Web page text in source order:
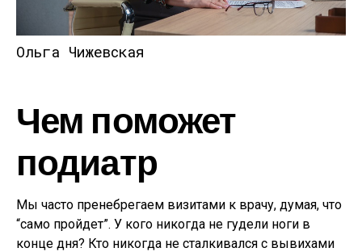
Ольга Чижевская
Чем поможет
подиатр
Мы часто пренебрегаем визитами к врачу, думая, что
“само пройдет”. У кого никогда не гудели ноги в
конце дня? Кто никогда не сталкивался с вывихами